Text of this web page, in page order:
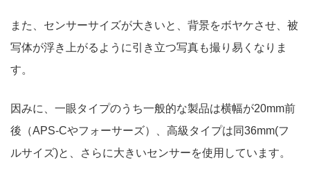
また、センサーサイズが大きいと、背景をボヤケさせ、被
写体が浮き上がるように引き立つ写真も撮り易くなりま
す。
因みに、一眼タイプのうち一般的な製品は横幅が20mm前
後（APS-Cやフォーサーズ）、高級タイプは同36mm(フ
ルサイズ)と、さらに大きいセンサーを使用しています。